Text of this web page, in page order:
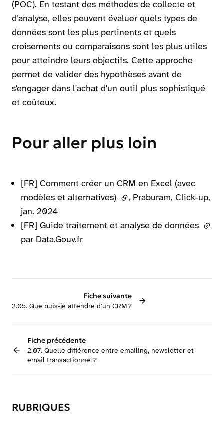
(POC). En testant des méthodes de collecte et
d’analyse, elles peuvent évaluer quels types de
données sont les plus pertinents et quels
croisements ou comparaisons sont les plus utiles
pour atteindre leurs objectifs. Cette approche
permet de valider des hypothèses avant de
s'engager dans l'achat d'un outil plus sophistiqué
et coûteux.
Pour aller plus loin
[FR] Comment créer un CRM en Excel (avec
modèles et alternatives) (lien externe)
, Praburam, Click-up,
jan. 2024
[FR] Guide traitement et analyse de données (lien
par Data.Gouv.fr
Fiche précédente
2.07. Quelle différence entre emailing, newsletter et
email transactionnel ?
Fiche suivante
2.05. Que puis-je attendre d’un CRM ?
RUBRIQUES